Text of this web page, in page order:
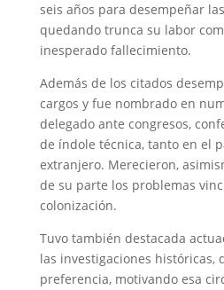
seis años para desempeñar
quedando trunca su labor
inesperado fallecimiento.
Además de los citados
cargos y fue nombrado en
delegado ante congresos,
de índole técnica, tanto en el
extranjero. Merecieron,
de su parte los problemas
colonización.
Tuvo también destacada
las investigaciones históricas,
preferencia, motivando esa